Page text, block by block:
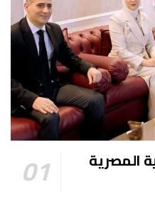
المصرية